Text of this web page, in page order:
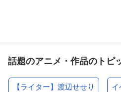
話題のアニメ・作品のトピ
【ライター】渡辺せせり イ